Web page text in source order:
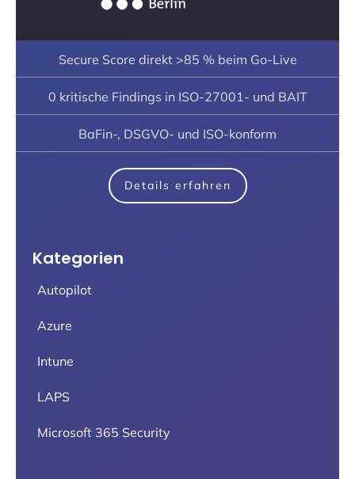
Secure Score direkt >85 % beim Go-Live
0 kritische Findings in ISO-27001- und BAIT
BaFin-, DSGVO- und ISO-konform
Details erfahren
Kategorien
Autopilot
Azure
Intune
LAPS
Microsoft 365 Security